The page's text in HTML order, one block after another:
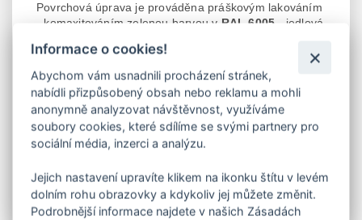
Povrchová úprava je prováděna práškovým lakováním
- komaxitováním zelenou barvou v RAL 6005 - jedlová
Vlastní rozměr šíře křídla
je polovinou daného
rozměru
brány
V záložce související zboží naleznete přídavné
zavírání - klapačku.
Brány rovněž vyrábíme v atypických rozměrech,
povrchových úpravách, s různými výplety pletiv a také
jako sestavy společné s jednokřídlými brankami.
Upozorňujeme zákazníky, aby zboží zabalené ve
fólii a obalech nevystavovali dešti, může dojít k
poškození nátěrového systému!!
Informace o cookies!
Abychom vám usnadnili procházení stránek,
nabídli přizpůsobený obsah nebo reklamu a mohli
anonymně analyzovat návštěvnost, využíváme
soubory cookies, které sdílíme se svými partnery pro
sociální média, inzerci a analýzu.
Jejich nastavení upravíte klikem na ikonku štítu v levém
dolním rohu obrazovky a kdykoliv jej můžete změnit.
Podrobnější informace najdete v našich Zásadách